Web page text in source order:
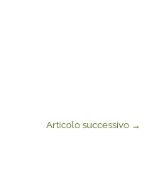
Articolo successivo →